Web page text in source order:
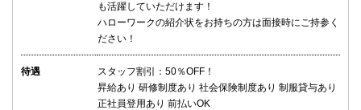
も活躍していただけます！
ハローワークの紹介状をお持ちの方は面接時にご持参く
ださい！
待遇
スタッフ割引：50％OFF！
昇給あり 研修制度あり 社会保険制度あり 制服貸与あり
正社員登用あり 前払いOK